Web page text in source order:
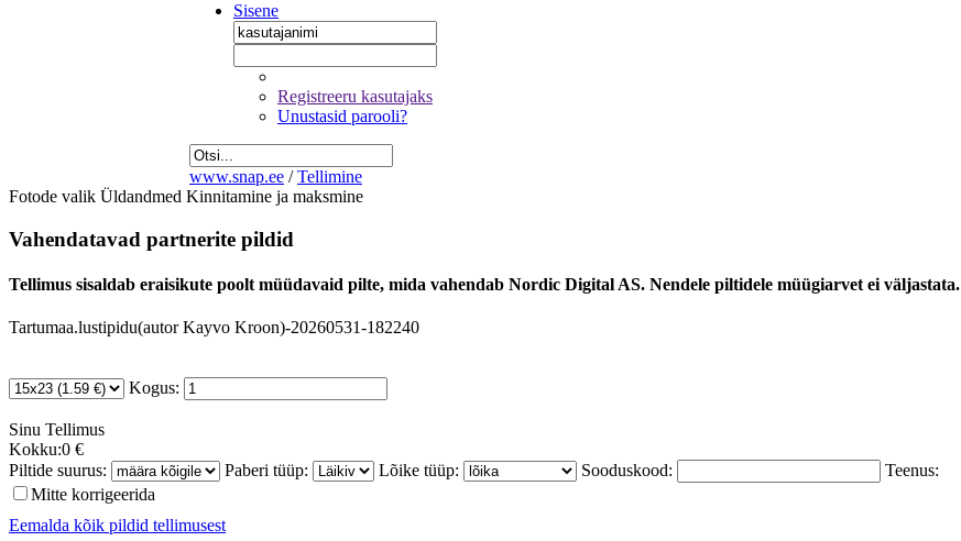
Sisene
Registreeru kasutajaks
Unustasid parooli?
www.snap.ee / Tellimine
Fotode valik Üldandmed Kinnitamine ja maksmine
Vahendatavad partnerite pildid
Tellimus sisaldab eraisikute poolt müüdavaid pilte, mida vahendab Nordic Digital AS. Nendele piltidele müügiarvet ei väljastata.
Tartumaa.lustipidu(autor Kayvo Kroon)-20260531-182240
Kogus:
Sinu Tellimus
Kokku:0 €
Piltide suurus:
Paberi tüüp: Lõike tüüp: Sooduskood:
Teenus:
Mitte korrigeerida
Eemalda kõik pildid tellimusest